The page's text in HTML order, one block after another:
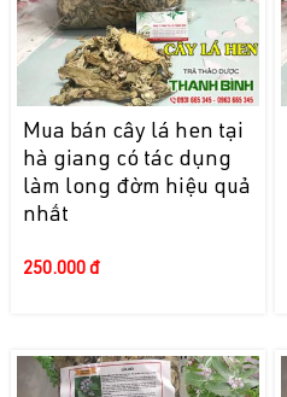
Mua bán cây lá hen tại
hà giang có tác dụng
làm long đờm hiệu quả
nhất
250.000 đ